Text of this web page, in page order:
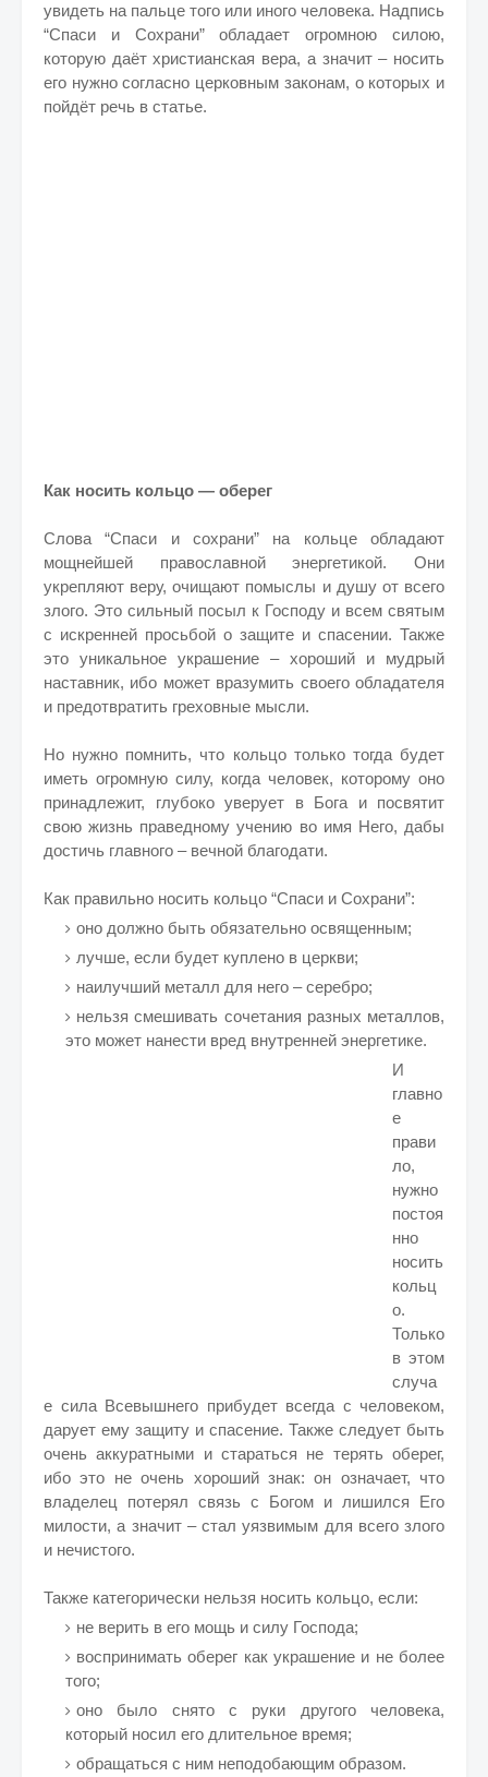
увидеть на пальце того или иного человека. Надпись
“Спаси и Сохрани” обладает огромною силою,
которую даёт христианская вера, а значит – носить
его нужно согласно церковным законам, о которых и
пойдёт речь в статье.
Как носить кольцо — оберег
Слова “Спаси и сохрани” на кольце обладают
мощнейшей православной энергетикой. Они
укрепляют веру, очищают помыслы и душу от всего
злого. Это сильный посыл к Господу и всем святым
с искренней просьбой о защите и спасении. Также
это уникальное украшение – хороший и мудрый
наставник, ибо может вразумить своего обладателя
и предотвратить греховные мысли.
Но нужно помнить, что кольцо только тогда будет
иметь огромную силу, когда человек, которому оно
принадлежит, глубоко уверует в Бога и посвятит
свою жизнь праведному учению во имя Него, дабы
достичь главного – вечной благодати.
Как правильно носить кольцо “Спаси и Сохрани”:
оно должно быть обязательно освященным;
лучше, если будет куплено в церкви;
наилучший металл для него – серебро;
нельзя смешивать сочетания разных металлов,
это может нанести вред внутренней энергетике.
И
главно
е
прави
ло,
нужно
постоя
нно
носить
кольц
о.
Только
в этом
случа
е сила Всевышнего прибудет всегда с человеком,
дарует ему защиту и спасение. Также следует быть
очень аккуратными и стараться не терять оберег,
ибо это не очень хороший знак: он означает, что
владелец потерял связь с Богом и лишился Его
милости, а значит – стал уязвимым для всего злого
и нечистого.
Также категорически нельзя носить кольцо, если:
не верить в его мощь и силу Господа;
воспринимать оберег как украшение и не более
того;
оно было снято с руки другого человека,
который носил его длительное время;
обращаться с ним неподобающим образом.